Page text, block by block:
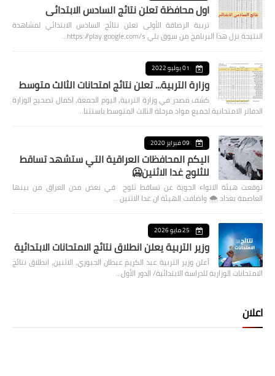
اول محافظة تعلن نتائج السادس الابتدائي
تربية الرصافة الأولى تعلن نتائج السادس الابتدائي لمشاهدة
النتيجة نزل هذا البرنامج من سوق بلي https://play.google.com/s…
01 يوليو 2022
وزارة التربية... تعلن نتائج امتحانات الثالث متوسط
كشف مصدر في وزارة التربية، اليوم الجمعة، اكمال تصحيح الوزارة
الدفاتر الامتحانية لجميع مواد مرحلة الثالث المتوسط باستثنا…
09 فبراير 2020
اليكم المحافظات العراقية التي ستشهد تساقط
للثلوج غدا الاثنين🥶
توقعت هيئة الانواء الجوية عن تساقط ثلوج في بعض مدن العراق من بينها
العاصمة بغداد ⁦🌨️⁩ واضافت الهيئة ان غدا الاثنين …
25 مايو 2026
وزير التربية يعلن انطلاق نتائج الامتحانات الابتدائية
أعلن وزير التربية عبد الكريم عبطان الجبوري، الاثنين، انطلاق نتائج
الامتحانات الوزارية للدراسة الابتدائية/ الدور الأول…
اعلان